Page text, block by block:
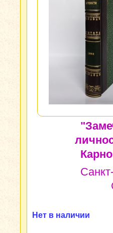
Нет в наличии